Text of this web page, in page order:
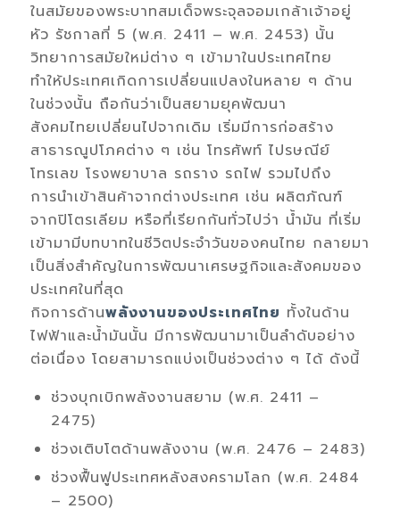
ในสมัยของพระบาทสมเด็จพระจุลจอมเกล้าเจ้าอยู่
หัว รัชกาลที่ 5 (พ.ศ. 2411 – พ.ศ. 2453) นั้น
วิทยาการสมัยใหม่ต่าง ๆ เข้ามาในประเทศไทย
ทำให้ประเทศเกิดการเปลี่ยนแปลงในหลาย ๆ ด้าน
ในช่วงนั้น ถือกันว่าเป็นสยามยุคพัฒนา
สังคมไทยเปลี่ยนไปจากเดิม เริ่มมีการก่อสร้าง
สาธารณูปโภคต่าง ๆ เช่น โทรศัพท์ ไปรษณีย์
โทรเลข โรงพยาบาล รถราง รถไฟ รวมไปถึง
การนำเข้าสินค้าจากต่างประเทศ เช่น ผลิตภัณฑ์
จากปิโตรเลียม หรือที่เรียกกันทั่วไปว่า น้ำมัน ที่เริ่ม
เข้ามามีบทบาทในชีวิตประจำวันของคนไทย กลายมา
เป็นสิ่งสำคัญในการพัฒนาเศรษฐกิจและสังคมของ
ประเทศในที่สุด
กิจการด้านพลังงานของประเทศไทย ทั้งในด้าน
ไฟฟ้าและน้ำมันนั้น มีการพัฒนามาเป็นลำดับอย่าง
ต่อเนื่อง โดยสามารถแบ่งเป็นช่วงต่าง ๆ ได้ ดังนี้
ช่วงบุกเบิกพลังงานสยาม (พ.ศ. 2411 –
2475)
ช่วงเติบโตด้านพลังงาน (พ.ศ. 2476 – 2483)
ช่วงฟื้นฟูประเทศหลังสงครามโลก (พ.ศ. 2484
– 2500)